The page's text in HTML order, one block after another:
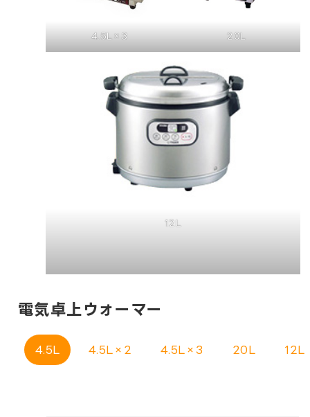
4.5L×3 20L
12L
電気卓上ウォーマー
4.5L 4.5L×2 4.5L×3 20L 12L